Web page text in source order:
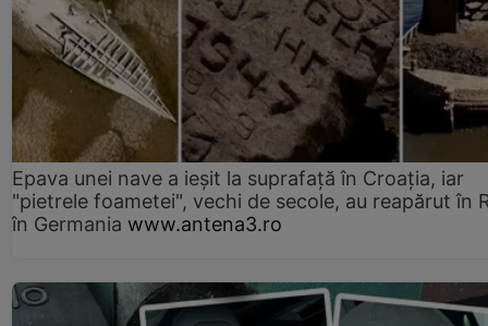
Epava unei nave a ieșit la suprafață în Croația, iar
"pietrele foametei", vechi de secole, au reapărut în
în Germania www.antena3.ro